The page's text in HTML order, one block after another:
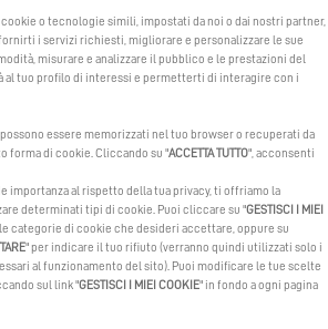
DI
preferito*
o tecnologie simili, impostati da noi o dai nostri partner,
i servizi richiesti, migliorare e personalizzare le sue
misurare e analizzare il pubblico e le prestazioni del
al tuo profilo di interessi e permetterti di interagire con i
essere memorizzati nel tuo browser o recuperati da
forma di cookie. Cliccando su "ACCETTA TUTTO", acconsenti
importanza al rispetto della tua privacy, ti offriamo la
determinati tipi di cookie. Puoi cliccare su "GESTISCI I MIEI
categorie di cookie che desideri accettare, oppure su
" per indicare il tuo rifiuto (verranno quindi utilizzati solo i
al funzionamento del sito). Puoi modificare le tue scelte
sul link "GESTISCI I MIEI COOKIE" in fondo a ogni pagina